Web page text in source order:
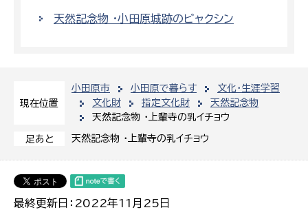
現在位置
小田原市 小田原で暮らす
文化・生涯学習
文化財
指定文化財
天然記念物
天然記念物 ・上輩寺の乳イチョウ
足あと 天然記念物 ・上輩寺の乳イチョウ
最終更新日：2022年11月25日
天然記念物 ・小田原城跡のビャクシン